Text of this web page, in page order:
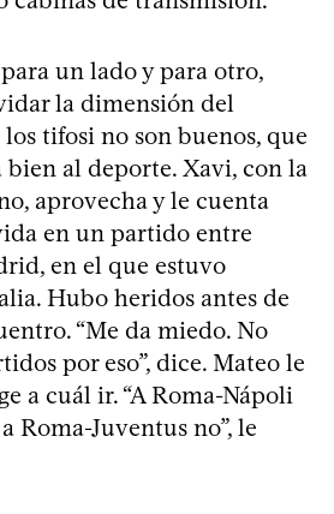
un lado y para otro,
la dimensión del
tifosi no son buenos, que
bien al deporte. Xavi, con la
aprovecha y le cuenta
en un partido entre
en el que estuvo
Hubo heridos antes de
“Me da miedo. No
por eso”, dice. Mateo le
a cuál ir. “A Roma-Nápoli
Roma-Juventus no”, le